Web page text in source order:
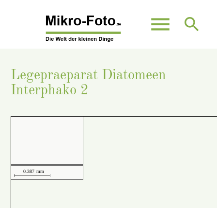
menu search
Suchbegriffe SUCHEN
Legepraeparat Diatomeen
Interphako 2
0.387 mm